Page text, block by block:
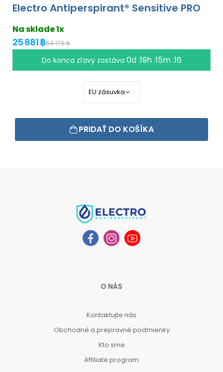
Electro Antiperspirant® Sensitive PRO
Na sklade 1x
25 881 ฿54 176 ฿
Do konca zľavy zostáva 0d :19h :15m :16
PRIDAŤ DO KOŠÍKA
O NÁS
Kontaktujte nás
Obchodné a prepravné podmienky
Kto sme
Affiliate program